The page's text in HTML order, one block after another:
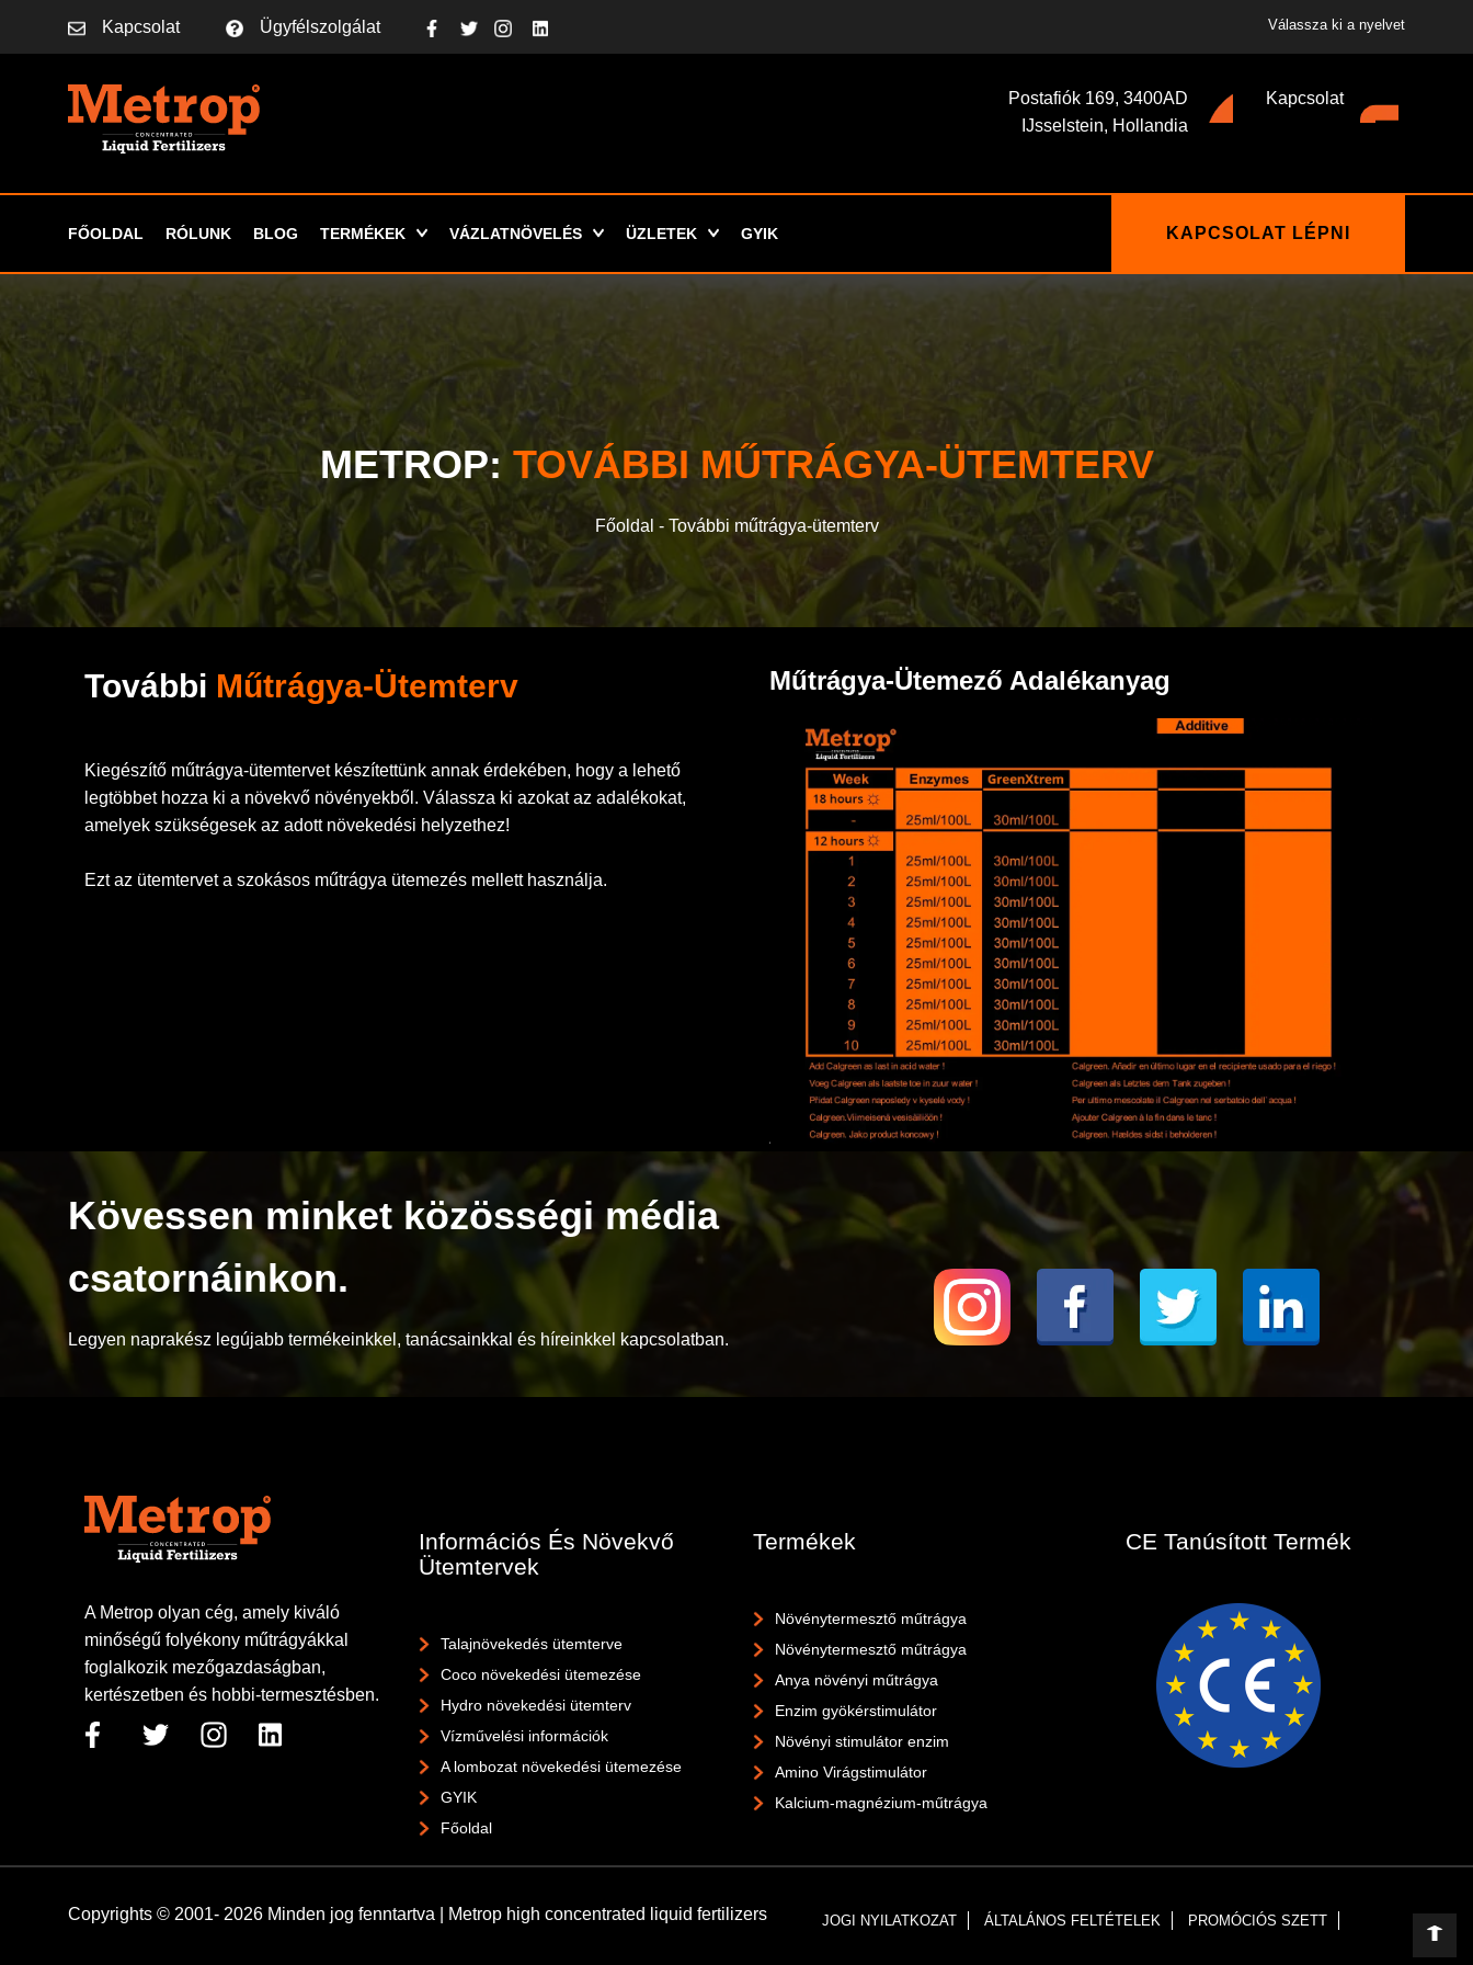
Kapcsolat Ügyfélszolgálat Válassza ki a nyelvet
Postafiók 169, 3400AD
IJsselstein, Hollandia
Kapcsolat
FŐOLDAL RÓLUNK BLOG TERMÉKEK VÁZLATNÖVELÉS ÜZLETEK GYIK KAPCSOLAT LÉPNI
METROP: TOVÁBBI MŰTRÁGYA-ÜTEMTERV
Főoldal - További műtrágya-ütemterv
További Műtrágya-Ütemterv
Kiegészítő műtrágya-ütemtervet készítettünk annak érdekében, hogy a lehető
legtöbbet hozza ki a növekvő növényekből. Válassza ki azokat az adalékokat,
amelyek szükségesek az adott növekedési helyzethez!
Ezt az ütemtervet a szokásos műtrágya ütemezés mellett használja.
Műtrágya-Ütemező Adalékanyag
Kövessen minket közösségi média
csatornáinkon.
Legyen naprakész legújabb termékeinkkel, tanácsainkkal és híreinkkel kapcsolatban.
A Metrop olyan cég, amely kiváló
minőségű folyékony műtrágyákkal
foglalkozik mezőgazdaságban,
kertészetben és hobbi-termesztésben.
Információs És Növekvő
Ütemtervek
Talajnövekedés ütemterve
Coco növekedési ütemezése
Hydro növekedési ütemterv
Vízművelési információk
A lombozat növekedési ütemezése
GYIK
Főoldal
Termékek
Növénytermesztő műtrágya
Növénytermesztő műtrágya
Anya növényi műtrágya
Enzim gyökérstimulátor
Növényi stimulátor enzim
Amino Virágstimulátor
Kalcium-magnézium-műtrágya
CE Tanúsított Termék
Copyrights © 2001- 2026 Minden jog fenntartva | Metrop high concentrated liquid fertilizers JOGI NYILATKOZAT ÁLTALÁNOS FELTÉTELEK PROMÓCIÓS SZETT